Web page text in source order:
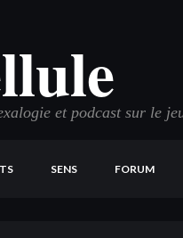
et podcast sur le
SENS FORUM